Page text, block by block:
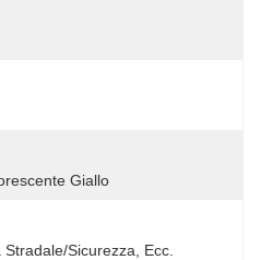
Giallo
sicurezza, Ecc.